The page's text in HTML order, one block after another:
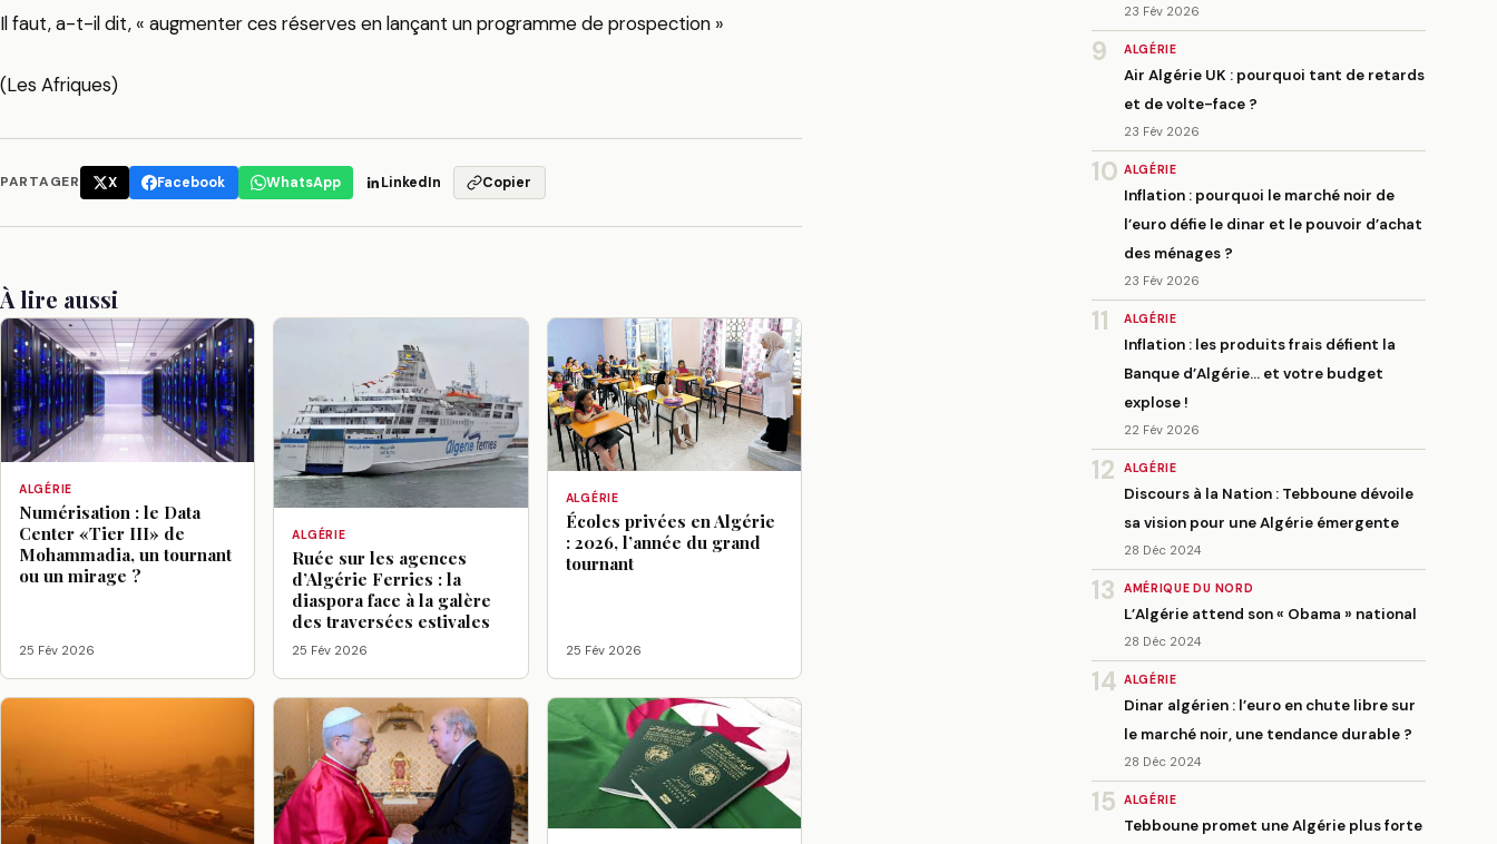
Il faut, a-t-il dit, « augmenter ces réserves en lançant un programme de prospection »
(Les Afriques)
PARTAGER X Facebook WhatsApp LinkedIn Copier
À lire aussi
ALGÉRIE
Numérisation : le Data
Center «Tier III» de
Mohammadia, un tournant
ou un mirage ?
25 Fév 2026
ALGÉRIE
Ruée sur les agences
d’Algérie Ferries : la
diaspora face à la galère
des traversées estivales
25 Fév 2026
ALGÉRIE
Écoles privées en Algérie
: 2026, l’année du grand
tournant
25 Fév 2026
23 Fév 2026
9 ALGÉRIE
Air Algérie UK : pourquoi tant de retards
et de volte-face ?
23 Fév 2026
10 ALGÉRIE
Inflation : pourquoi le marché noir de
l’euro défie le dinar et le pouvoir d’achat
des ménages ?
23 Fév 2026
11 ALGÉRIE
Inflation : les produits frais défient la
Banque d’Algérie… et votre budget
explose !
22 Fév 2026
12 ALGÉRIE
Discours à la Nation : Tebboune dévoile
sa vision pour une Algérie émergente
28 Déc 2024
13 AMÉRIQUE DU NORD
L’Algérie attend son « Obama » national
28 Déc 2024
14 ALGÉRIE
Dinar algérien : l’euro en chute libre sur
le marché noir, une tendance durable ?
28 Déc 2024
15 ALGÉRIE
Tebboune promet une Algérie plus forte